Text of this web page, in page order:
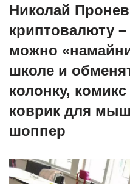
Николай
криптовалюту
можно
школе и
колонку,
коврик для
шоппер